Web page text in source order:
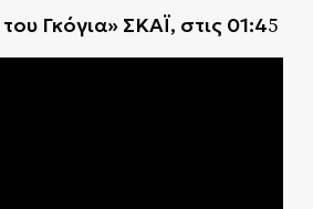
Γκόγια» ΣΚΑΪ, στις 01:45